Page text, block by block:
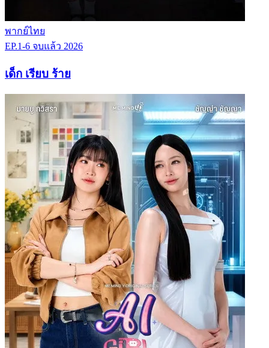
พากย์ไทย
EP.1-6 จบแล้ว 2026
เด็ก เรียบ ร้าย